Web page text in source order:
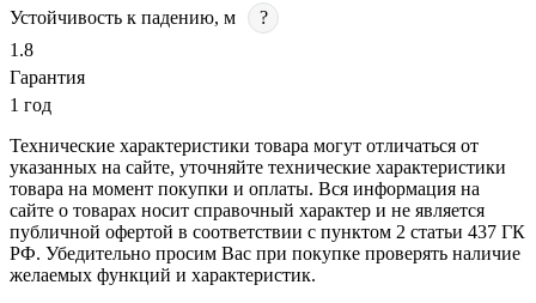
Устойчивость к падению, м
?
1.8
Гарантия
1 год
Технические характеристики товара могут отличаться от
указанных на сайте, уточняйте технические характеристики
товара на момент покупки и оплаты. Вся информация на
сайте о товарах носит справочный характер и не является
публичной офертой в соответствии с пунктом 2 статьи 437 ГК
РФ. Убедительно просим Вас при покупке проверять наличие
желаемых функций и характеристик.